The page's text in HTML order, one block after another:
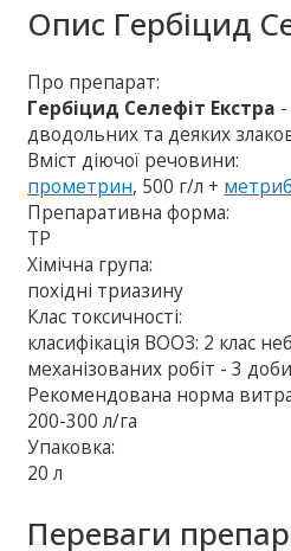
Опис Гербіцид
Про препарат:
Гербіцид Селефіт Екстра
дводольних та деяких
Вміст діючої речовини:
прометрин, 500 г/л +
Препаративна форма:
ТР
Хімічна група:
похідні триазину
Клас токсичності:
класифікація ВООЗ: 2 клас
механізованих робіт - 3
Рекомендована норма
200-300 л/га
Упаковка:
20 л
Переваги